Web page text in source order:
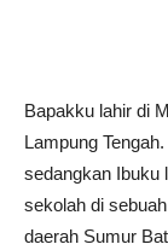
Bapakku lahir di
Lampung
sedangkan Ibuku
sekolah di
daerah Sumur